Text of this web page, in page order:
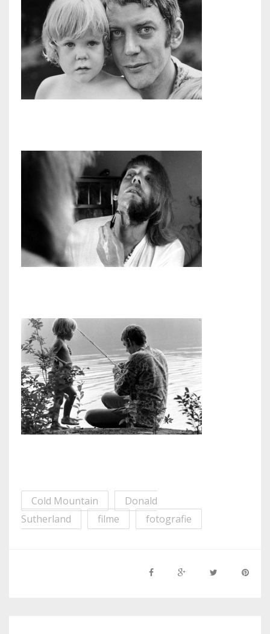
Cold Mountain
Donald
Sutherland
filme fotografie